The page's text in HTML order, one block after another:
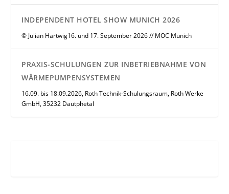
INDEPENDENT HOTEL SHOW MUNICH 2026
© Julian Hartwig16. und 17. September 2026 // MOC Munich
PRAXIS-SCHULUNGEN ZUR INBETRIEBNAHME VON
WÄRMEPUMPENSYSTEMEN
16.09. bis 18.09.2026, Roth Technik-Schulungsraum, Roth Werke
GmbH, 35232 Dautphetal